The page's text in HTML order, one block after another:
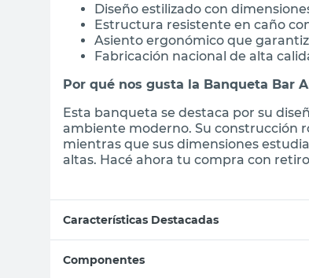
Diseño estilizado con
Estructura resistente en caño
Asiento ergonómico que
Fabricación nacional de alta
Por qué nos gusta la Banqueta Bar
Esta banqueta se destaca por su
ambiente moderno. Su construcción
mientras que sus dimensiones
altas. Hacé ahora tu compra con
Características Destacadas
Componentes